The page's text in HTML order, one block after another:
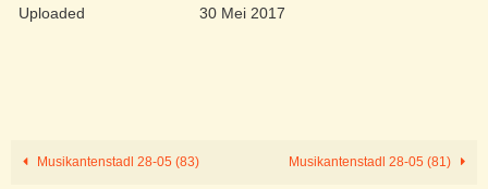
Uploaded
30 Mei 2017
Musikantenstadl 28-05 (83) Musikantenstadl 28-05 (81)